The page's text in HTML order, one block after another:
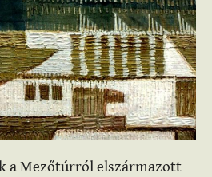
a Mezőtúrról elszármazott